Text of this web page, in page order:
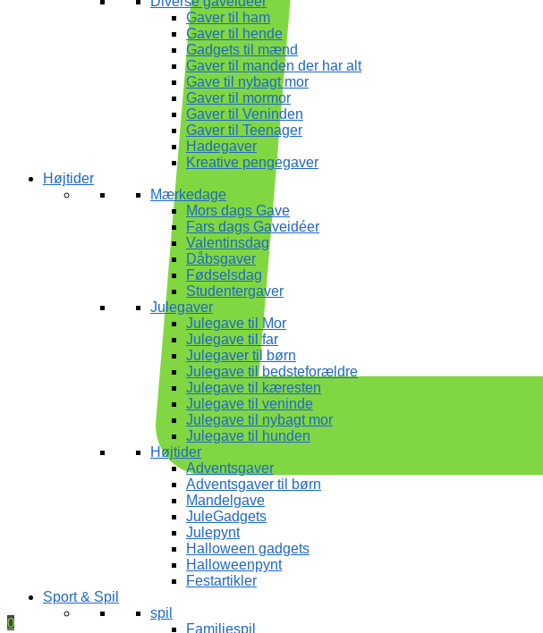
0
Gaver til ham
Gaver til hende
Gadgets til mænd
Gaver til manden der har alt
Gave til nybagt mor
Gaver til mormor
Gaver til Veninden
Gaver til Teenager
Hadegaver
Kreative pengegaver
Højtider
Mærkedage
Mors dags Gave
Fars dags Gaveidéer
Valentinsdag
Dåbsgaver
Fødselsdag
Studentergaver
Julegaver
Julegave til Mor
Julegave til far
Julegaver til børn
Julegave til bedsteforældre
Julegave til kæresten
Julegave til veninde
Julegave til nybagt mor
Julegave til hunden
Højtider
Adventsgaver
Adventsgaver til børn
Mandelgave
JuleGadgets
Julepynt
Halloween gadgets
Halloweenpynt
Festartikler
Sport & Spil
spil
Familiespil